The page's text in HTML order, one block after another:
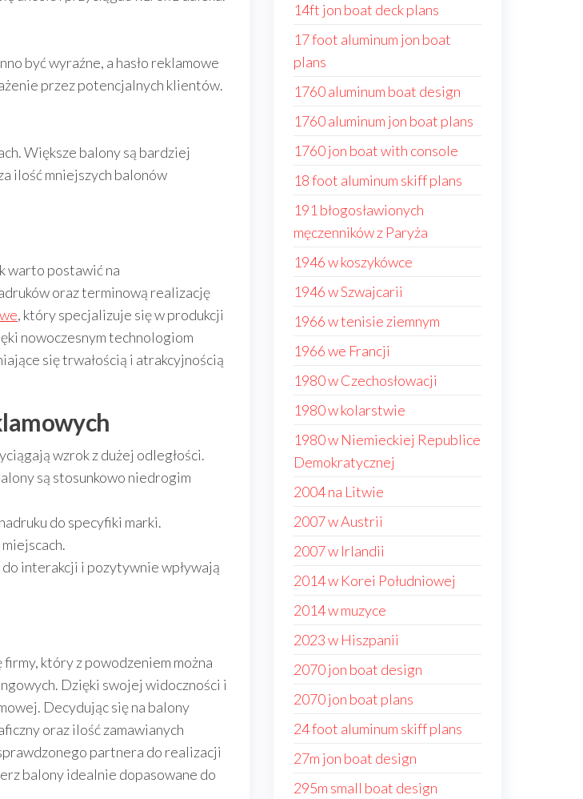
być wyraźne, a hasło reklamowe
przez potencjalnych klientów.
Większe balony są bardziej
ilość mniejszych balonów
warto postawić na
oraz terminową realizację
, który specjalizuje się w produkcji
nowoczesnym technologiom
się trwałością i atrakcyjnością
wzrok z dużej odległości.
są stosunkowo niedrogim
do specyfiki marki.
interakcji i pozytywnie wpływają
który z powodzeniem można
Dzięki swojej widoczności i
Decydując się na balony
oraz ilość zamawianych
partnera do realizacji
balony idealnie dopasowane do
14ft jon boat deck plans
17 foot aluminum jon boat
plans
1760 aluminum boat design
1760 aluminum jon boat plans
1760 jon boat with console
18 foot aluminum skiff plans
191 błogosławionych
męczenników z Paryża
1946 w koszykówce
1946 w Szwajcarii
1966 w tenisie ziemnym
1966 we Francji
1980 w Czechosłowacji
1980 w kolarstwie
1980 w Niemieckiej Republice
Demokratycznej
2004 na Litwie
2007 w Austrii
2007 w Irlandii
2014 w Korei Południowej
2014 w muzyce
2023 w Hiszpanii
2070 jon boat design
2070 jon boat plans
24 foot aluminum skiff plans
27m jon boat design
295m small boat design